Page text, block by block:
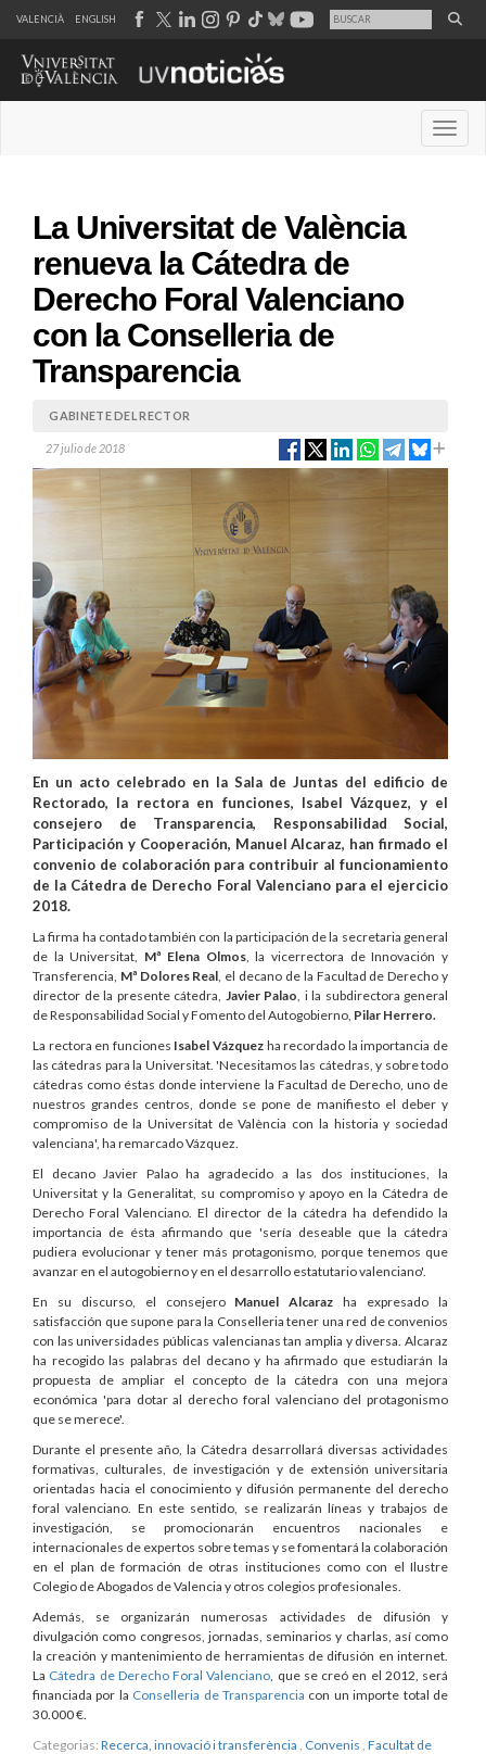
VALENCIÀ ENGLISH
La Universitat de València
renueva la Cátedra de
Derecho Foral Valenciano
con la Conselleria de
Transparencia
GABINETE DEL RECTOR
27 julio de 2018
En un acto celebrado en la Sala de Juntas del edificio de
Rectorado, la rectora en funciones, Isabel Vázquez, y el
consejero de Transparencia, Responsabilidad Social,
Participación y Cooperación, Manuel Alcaraz, han firmado el
convenio de colaboración para contribuir al funcionamiento
de la Cátedra de Derecho Foral Valenciano para el ejercicio
2018.
La firma ha contado también con la participación de la secretaria general
de la Universitat, Mª Elena Olmos, la vicerrectora de Innovación y
Transferencia, Mª Dolores Real , el decano de la Facultad de Derecho y
director de la presente cátedra,
Javier Palao , i la subdirectora general
de Responsabilidad Social y Fomento del Autogobierno, Pilar Herrero.
La rectora en funciones Isabel Vázquez ha recordado la importancia de
las cátedras para la Universitat. 'Necesitamos las cátedras, y sobre todo
cátedras como éstas donde interviene la Facultad de Derecho, uno de
nuestros grandes centros, donde se pone de manifiesto el deber y
compromiso de la Universitat de València con la historia y sociedad
valenciana', ha remarcado Vázquez.
El decano Javier Palao ha agradecido a las dos instituciones, la
Universitat y la Generalitat, su compromiso y apoyo en la Cátedra de
Derecho Foral Valenciano. El director de la cátedra ha defendido la
importancia de ésta afirmando que 'sería deseable que la cátedra
pudiera evolucionar y tener más protagonismo, porque tenemos que
avanzar en el autogobierno y en el desarrollo estatutario valenciano'.
En su discurso, el consejero Manuel Alcaraz ha expresado la
satisfacción que supone para la Conselleria tener una red de convenios
con las universidades públicas valencianas tan amplia y diversa. Alcaraz
ha recogido las palabras del decano y ha afirmado que estudiarán la
propuesta de ampliar el concepto de la cátedra con una mejora
económica 'para dotar al derecho foral valenciano del protagonismo
que se merece'.
Durante el presente año, la Cátedra desarrollará diversas actividades
formativas, culturales, de investigación y de extensión universitaria
orientadas hacia el conocimiento y difusión permanente del derecho
foral valenciano. En este sentido, se realizarán líneas y trabajos de
investigación, se promocionarán encuentros nacionales e
internacionales de expertos sobre temas y se fomentará la colaboración
en el plan de formación de otras instituciones como con el Ilustre
Colegio de Abogados de Valencia y otros colegios profesionales.
Además, se organizarán numerosas actividades de difusión y
divulgación como congresos, jornadas, seminarios y charlas, así como
la creación y mantenimiento de herramientas de difusión en internet.
La Cátedra de Derecho Foral Valenciano , que se creó en el 2012, será
financiada por la Conselleria de Transparencia con un importe total de
30.000 €.
Categorias: Recerca, innovació i transferència Convenis Facultat de